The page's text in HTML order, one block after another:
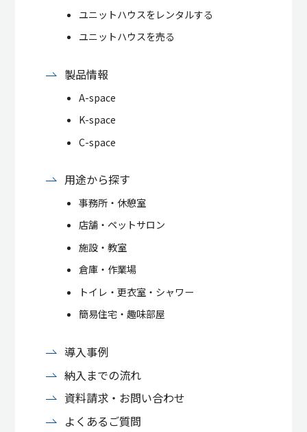
ユニットハウスをレンタルする
ユニットハウスを売る
製品情報
A-space
K-space
C-space
用途から探す
事務所・休憩室
店舗・ペットサロン
施設・教室
倉庫・作業場
トイレ・更衣室・シャワー
簡易住宅・趣味部屋
導入事例
納入までの流れ
資料請求・お問い合わせ
よくあるご質問